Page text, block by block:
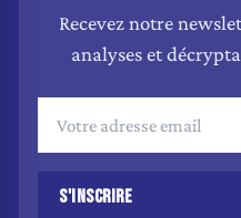
Recevez notre
analyses et
S'INSCRIRE